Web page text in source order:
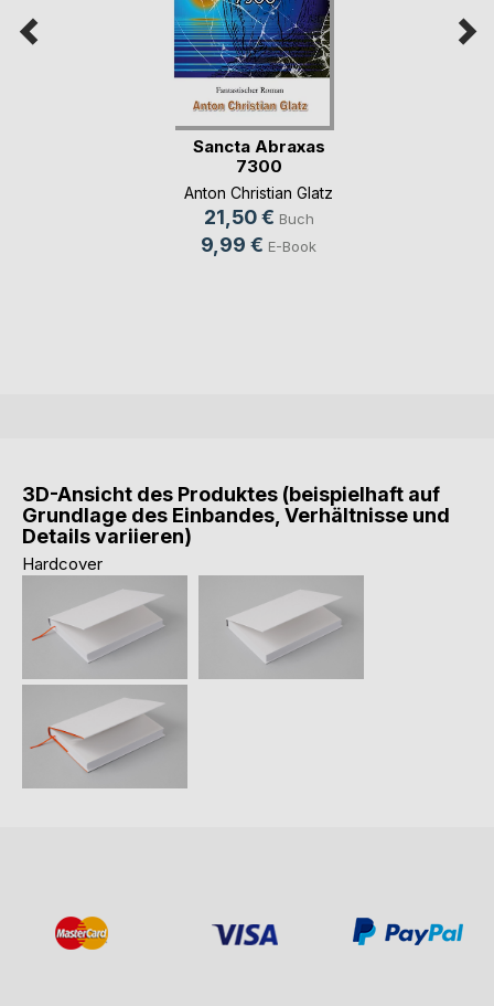
Sancta Abraxas
7300
Anton Christian Glatz
21,50 € Buch
9,99 € E-Book
3D-Ansicht des Produktes (beispielhaft auf
Grundlage des Einbandes, Verhältnisse und
Details variieren)
Hardcover